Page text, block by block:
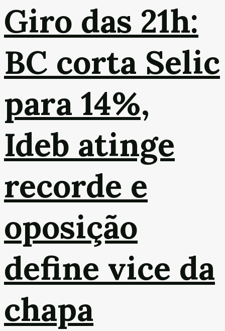
Giro das 21h:
BC corta Selic
para 14%,
Ideb atinge
recorde e
oposição
define vice da
chapa